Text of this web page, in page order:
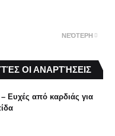
ΝΕΌΤΕΡΗ
ΟΙ ΑΝΑΡΤΉΣΕΙΣ
Ευχές από καρδιάς για